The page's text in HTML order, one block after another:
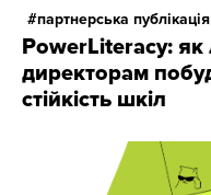
партнерська публікація
PowerLiteracy: як
директорам
стійкість шкіл